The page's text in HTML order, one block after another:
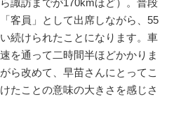
諏訪までが170kmほど）。普段
客員」として出席しながら、55
続けられたことになります。車
を通って二時間半ほどかかりま
ら改めて、早苗さんにとってこ
たことの意味の大きさを感じさ